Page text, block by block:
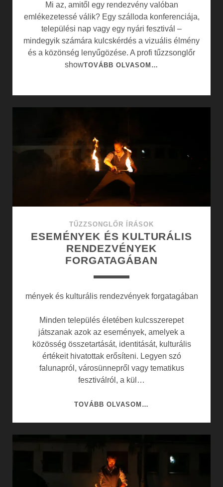
Mi az, amitől egy rendezvény valóban
emlékezetessé válik? Egy szálloda konferenciája,
települési nap vagy egy nyári fesztivál –
mindegyik számára kulcskérdés a vizuális élmény
és a közönség lenyűgözése. A profi tűzzsonglőr
showTOVÁBB OLVASOM…
TŰZZSONGLŐR ÍRÁSOK
ESEMÉNYEK ÉS KULTURÁLIS
RENDEZVÉNYEK
FORGATAGÁBAN
mények és kulturális rendezvények forgatagában
Minden település életében kulcsszerepet
játszanak azok az események, amelyek a
közösség összetartását, identitását, kulturális
értékeit hivatottak erősíteni. Legyen szó
falunapról, városünnepről vagy tematikus
fesztiválról, a kül…
TOVÁBB OLVASOM…